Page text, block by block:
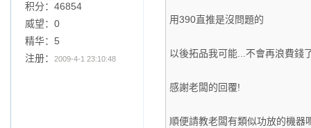
积分：46854
威望：0
精华：5
注册：
2009-4-1 23:10:48
用390直推是沒問題的
以後拓品我可能...不會再浪費錢
感謝老闆的回覆!
順便請教老闆有類似功放的機器